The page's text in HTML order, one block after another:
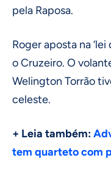
pela Raposa.
Roger aposta na
o Cruzeiro. O
Welington Torrão
celeste.
+ Leia também:
tem quarteto com